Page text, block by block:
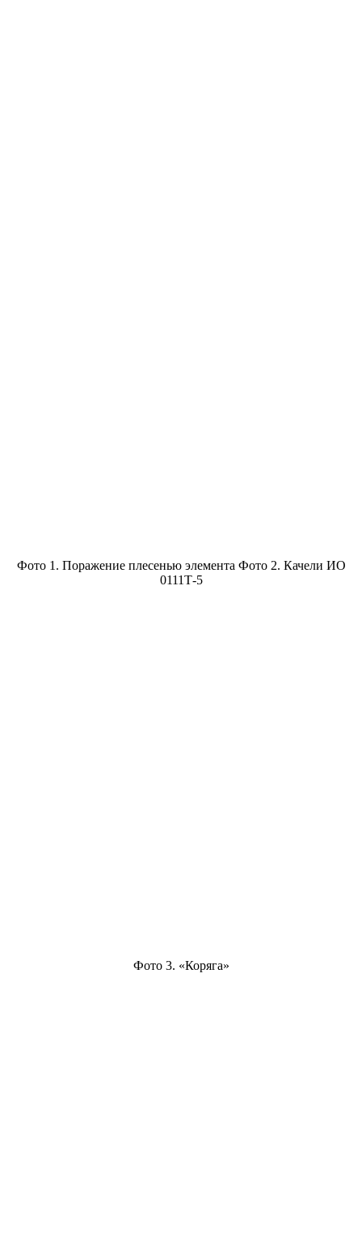
Фото 1. Поражение плесенью элемента Фото 2. Качели ИО
0111Т-5
Фото 3. «Коряга»